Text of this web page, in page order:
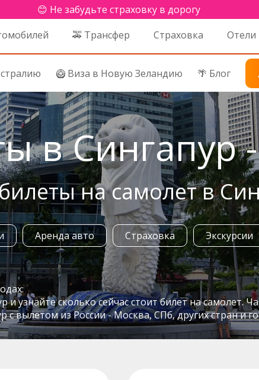
😊 Не забудьте страховку в дорогу
🚕 Трансфер Страховка Отели
🥝 Виза в Новую Зеландию 🌴 Блог
в Сингапур
на самолет в
Аренда авто Страховка Экскурсии
и узнайте сколько сейчас стоит билет на самолет.
с вылетом из России - Москва, СПб, других стран и